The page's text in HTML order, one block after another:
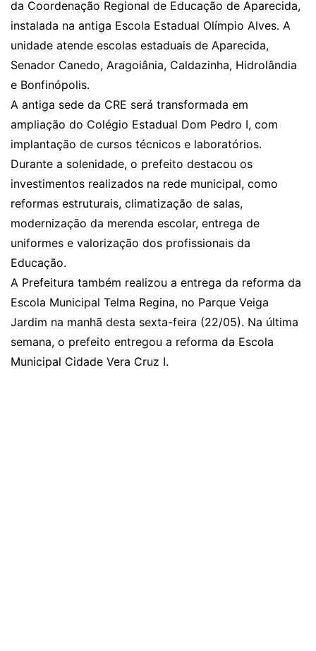
da Coordenação Regional de Educação de Aparecida,
instalada na antiga Escola Estadual Olímpio Alves. A
unidade atende escolas estaduais de Aparecida,
Senador Canedo, Aragoiânia, Caldazinha, Hidrolândia
e Bonfinópolis.
A antiga sede da CRE será transformada em
ampliação do Colégio Estadual Dom Pedro I, com
implantação de cursos técnicos e laboratórios.
Durante a solenidade, o prefeito destacou os
investimentos realizados na rede municipal, como
reformas estruturais, climatização de salas,
modernização da merenda escolar, entrega de
uniformes e valorização dos profissionais da
Educação.
A Prefeitura também realizou a entrega da reforma da
Escola Municipal Telma Regina, no Parque Veiga
Jardim na manhã desta sexta-feira (22/05). Na última
semana, o prefeito entregou a reforma da Escola
Municipal Cidade Vera Cruz I.